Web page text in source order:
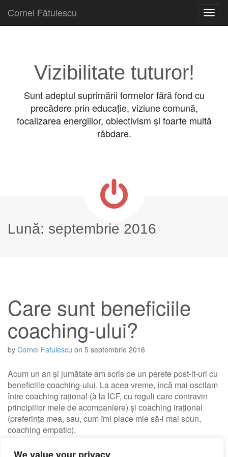
Cornel Fătulescu
Vizibilitate tuturor!
Sunt adeptul suprimării formelor fără fond cu
precădere prin educație, viziune comună,
focalizarea energiilor, obiectivism și foarte multă
răbdare.
Lună: septembrie 2016
Care sunt beneficiile
coaching-ului?
by Cornel Fatulescu on 5 septembrie 2016
Acum un an și jumătate am scris pe un perete post-it-uri cu
beneficiile coaching-ului. La acea vreme, încă mai oscilam
între coaching rațional (à la ICF, cu reguli care contravin
principiilor mele de acompaniere) și coaching irațional
(preferința mea, sau, cum îmi place mie să-i mai spun,
coaching empatic).